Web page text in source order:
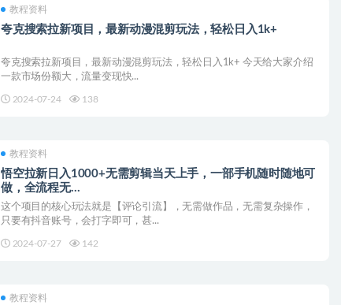
教程资料
夸克搜索拉新项目，最新动漫混剪玩法，轻松日入1k+
夸克搜索拉新项目，最新动漫混剪玩法，轻松日入1k+ 今天给大家介绍
一款市场份额大，流量变现快...
2024-07-24 138
教程资料
悟空拉新日入1000+无需剪辑当天上手，一部手机随时随地可
做，全流程无…
这个项目的核心玩法就是【评论引流】，无需做作品，无需复杂操作，
只要有抖音账号，会打字即可，甚...
2024-07-27 142
教程资料